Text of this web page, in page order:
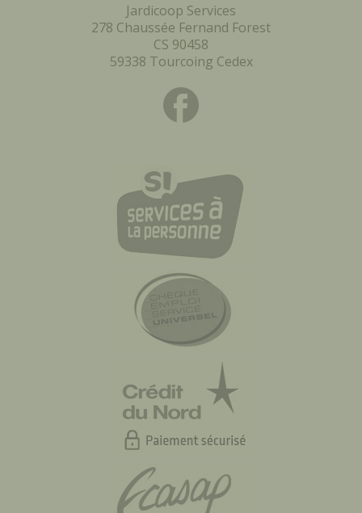
Jardicoop Services
278 Chaussée Fernand Forest
CS 90458
59338 Tourcoing Cedex